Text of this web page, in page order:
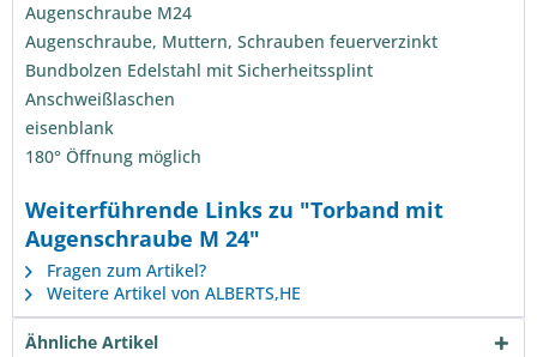
Augenschraube M24
Augenschraube, Muttern, Schrauben feuerverzinkt
Bundbolzen Edelstahl mit Sicherheitssplint
Anschweißlaschen
180° Öffnung möglich
Weiterführende Links zu "Torband mit
Augenschraube M 24"
Fragen zum Artikel?
Weitere Artikel von ALBERTS,HE
Ähnliche Artikel